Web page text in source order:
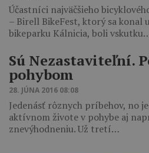
Účastníci najväčšieho
– Birell BikeFest, ktorý sa konal
bikeparku Kálnicia, boli
Sú Nezastaviteľní.
pohybom
28. JÚNA 2016 08:08
Jedenásť rôznych príbehov, no
aktívnom živote v pohybe aj
znevýhodneniu. Už tretí…